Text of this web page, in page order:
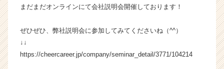
就
イ
チ
まだまだオンラインにて会社説明会開催しております！
ぜひぜひ、弊社説明会に参加してみてくださいね（^^）
↓↓
https://cheercareer.jp/company/seminar_detail/3771/104214